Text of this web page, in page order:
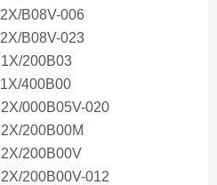
B08V-006
B08V-023
200B03
400B00
000B05V-020
200B00M
200B00V
200B00V-012